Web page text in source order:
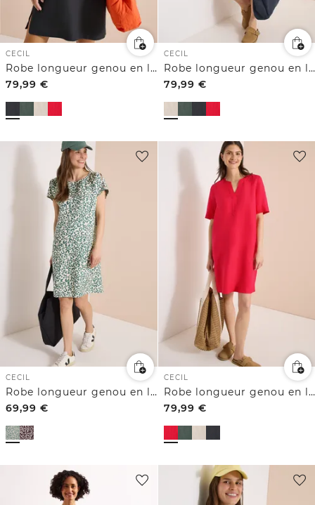
CECIL
Robe longueur genou en lin mélangé
79,99 €
CECIL
Robe longueur genou en lin mélangé
79,99 €
CECIL
Robe longueur genou en lin mélangé avec imprimé
69,99 €
CECIL
Robe longueur genou en lin mélangé
79,99 €